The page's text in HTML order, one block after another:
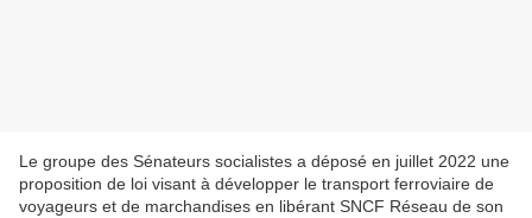
Le groupe des Sénateurs socialistes a déposé en juillet 2022 une
proposition de loi visant à développer le transport ferroviaire de
voyageurs et de marchandises en libérant SNCF Réseau de son